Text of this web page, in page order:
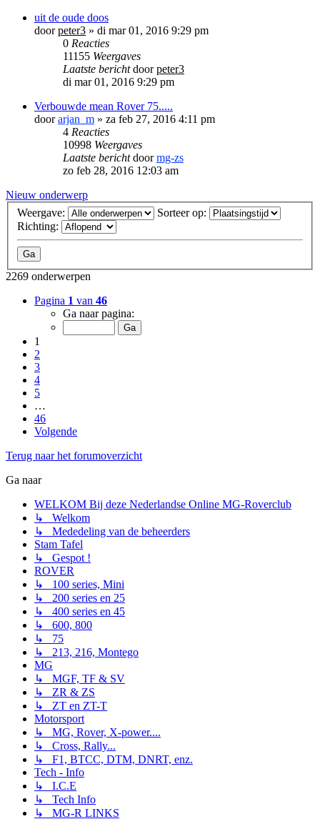
uit de oude doos
doorpeter3 » di mar 01, 2016 9:29 pm
0 Reacties
11155 Weergaves
Laatste berichtdoorpeter3
di mar 01, 2016 9:29 pm
Verbouwde mean Rover 75.....
doorarjan_m » za feb 27, 2016 4:11 pm
4 Reacties
10998 Weergaves
Laatste berichtdoormg-zs
zo feb 28, 2016 12:03 am
Nieuw onderwerp
Weergave:
Sorteer op:
Richting:
2269 onderwerpen
Pagina 1 van 46
Ga naar pagina:
1
2
3
4
5
…
46
Volgende
Terug naar het forumoverzicht
Ga naar
WELKOM Bij deze Nederlandse Online MG-Roverclub
↳ Welkom
↳ Mededeling van de beheerders
Stam Tafel
↳ Gespot !
ROVER
↳ 100 series, Mini
↳ 200 series en 25
↳ 400 series en 45
↳ 600, 800
↳ 75
↳ 213, 216, Montego
MG
↳ MGF, TF & SV
↳ ZR & ZS
↳ ZT en ZT-T
Motorsport
↳ MG, Rover, X-power....
↳ Cross, Rally...
↳ F1, BTCC, DTM, DNRT, enz.
Tech - Info
↳ I.C.E
↳ Tech Info
↳ MG-R LINKS